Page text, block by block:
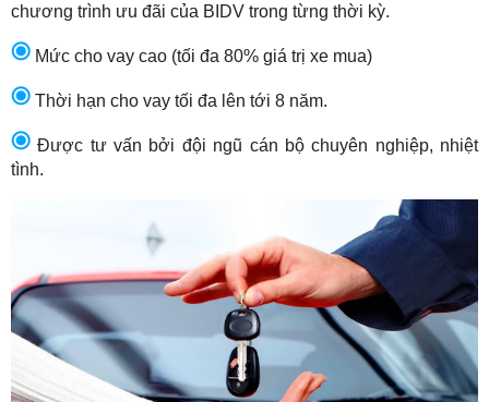
chương trình ưu đãi của BIDV trong từng thời kỳ.
Mức cho vay cao (tối đa 80% giá trị xe mua)
Thời hạn cho vay tối đa lên tới 8 năm.
Được tư vấn bởi đội ngũ cán bộ chuyên nghiệp, nhiệt
tình.